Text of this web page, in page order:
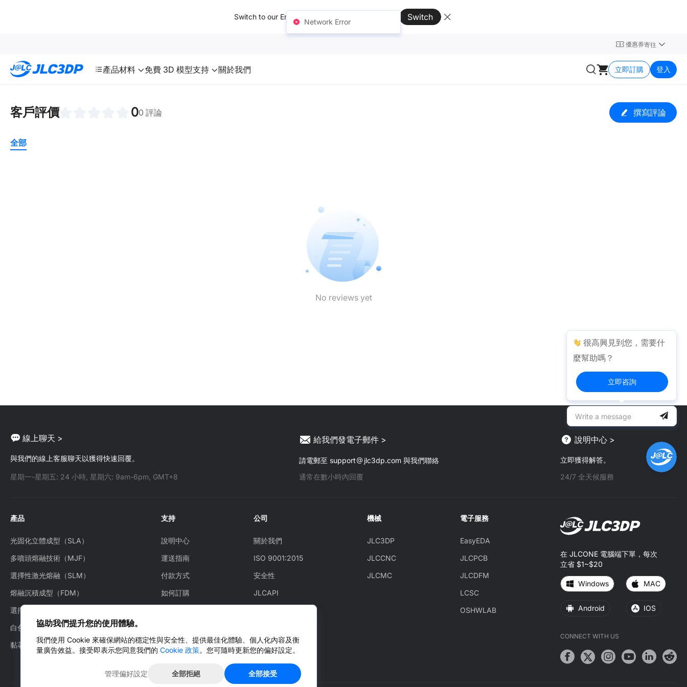
Switch to our English site for better experience → Switch
優惠券寄往
產品材料 免費 3D 模型支持 關於我們 立即訂購 登入
客戶評價 00 評論 撰寫評論
全部
No reviews yet
線上聊天 >
與我們的線上客服聊天以獲得快速回覆。
星期一-星期五: 24 小時, 星期六: 9am-6pm, GMT+8
給我們發電子郵件 >
請電郵至 support
jlc3dp.com 與我們聯絡
通常在數小時內回覆
說明中心 >
立即獲得解答。
24/7 全天候服務
產品
光固化立體成型（SLA）
多噴頭熔融技術（MJF）
選擇性激光熔融（SLM）
熔融沉積成型（FDM）
選擇性激光燒結（SLS）
白色噴射成型技術（WJP）
黏著劑噴塗成型（BJ）
支持
說明中心
運送指南
付款方式
如何訂購
聯絡我們
公司
關於我們
ISO 9001:2015
安全性
JLCAPI
Cooperation
機械
JLC3DP
JLCCNC
JLCMC
電子服務
EasyEDA
JLCPCB
JLCDFM
LCSC
OSHWLAB
在 JLCONE 電腦端下單，每次
立省 $1~$20
Windows MAC
Android IOS
CONNECT WITH US
協助我們提升您的使用體驗。
我們使用 Cookie 來確保網站的穩定性與安全性、提供最佳化體驗、個人化內容及衡
量廣告效益。接受即表示您同意我們的 Cookie 政策。您可隨時更新您的偏好設定。
管理偏好設定 全部拒絕 全部接受
很高興見到您，需要什
麼幫助嗎？
立即咨詢
Network Error